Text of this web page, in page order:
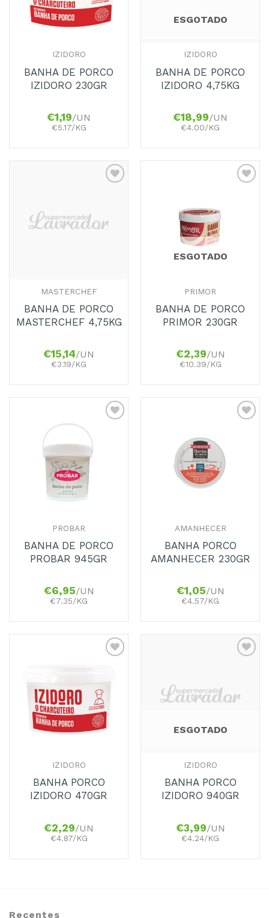
IZIDORO
BANHA DE PORCO
IZIDORO 230GR
€1,19/UN
€5.17/KG
ESGOTADO
IZIDORO
BANHA DE PORCO
IZIDORO 4,75KG
€18,99/UN
€4.00/KG
MASTERCHEF
BANHA DE PORCO
MASTERCHEF 4,75KG
€15,14/UN
€3.19/KG
ESGOTADO
PRIMOR
BANHA DE PORCO
PRIMOR 230GR
€2,39/UN
€10.39/KG
PROBAR
BANHA DE PORCO
PROBAR 945GR
€6,95/UN
€7.35/KG
AMANHECER
BANHA PORCO
AMANHECER 230GR
€1,05/UN
€4.57/KG
IZIDORO
BANHA PORCO
IZIDORO 470GR
€2,29/UN
€4.87/KG
ESGOTADO
IZIDORO
BANHA PORCO
IZIDORO 940GR
€3,99/UN
€4.24/KG
Recentes